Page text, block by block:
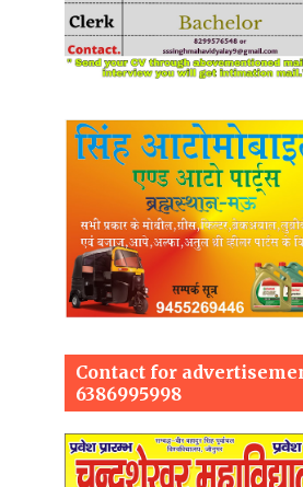
Contact for
6386995998